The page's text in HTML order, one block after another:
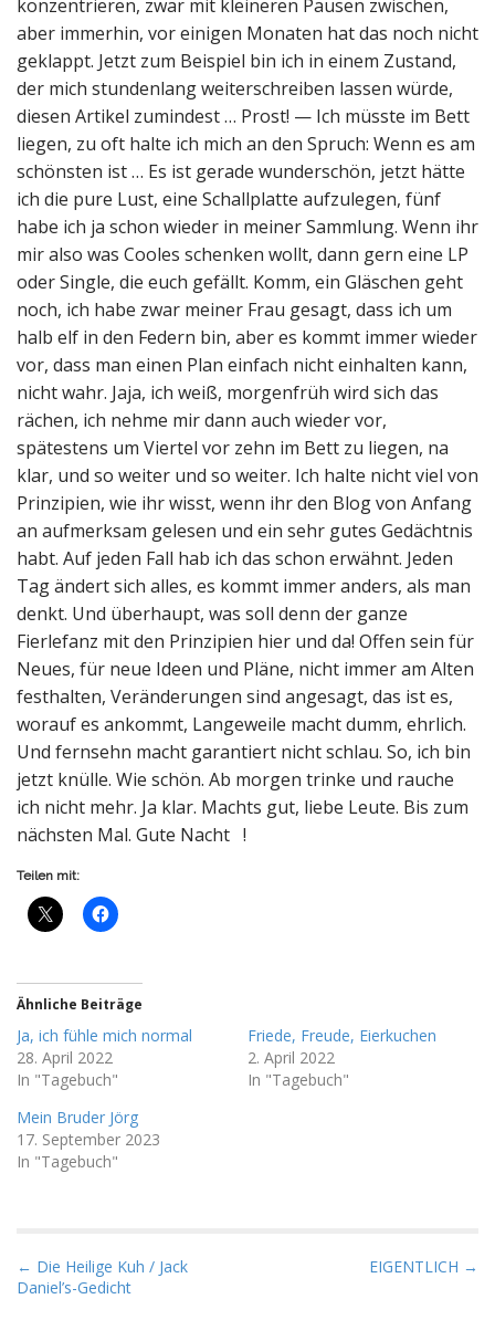
konzentrieren, zwar mit kleineren Pausen zwischen,
aber immerhin, vor einigen Monaten hat das noch nicht
geklappt. Jetzt zum Beispiel bin ich in einem Zustand,
der mich stundenlang weiterschreiben lassen würde,
diesen Artikel zumindest … Prost! — Ich müsste im Bett
liegen, zu oft halte ich mich an den Spruch: Wenn es am
schönsten ist … Es ist gerade wunderschön, jetzt hätte
ich die pure Lust, eine Schallplatte aufzulegen, fünf
habe ich ja schon wieder in meiner Sammlung. Wenn ihr
mir also was Cooles schenken wollt, dann gern eine LP
oder Single, die euch gefällt. Komm, ein Gläschen geht
noch, ich habe zwar meiner Frau gesagt, dass ich um
halb elf in den Federn bin, aber es kommt immer wieder
vor, dass man einen Plan einfach nicht einhalten kann,
nicht wahr. Jaja, ich weiß, morgenfrüh wird sich das
rächen, ich nehme mir dann auch wieder vor,
spätestens um Viertel vor zehn im Bett zu liegen, na
klar, und so weiter und so weiter. Ich halte nicht viel von
Prinzipien, wie ihr wisst, wenn ihr den Blog von Anfang
an aufmerksam gelesen und ein sehr gutes Gedächtnis
habt. Auf jeden Fall hab ich das schon erwähnt. Jeden
Tag ändert sich alles, es kommt immer anders, als man
denkt. Und überhaupt, was soll denn der ganze
Fierlefanz mit den Prinzipien hier und da! Offen sein für
Neues, für neue Ideen und Pläne, nicht immer am Alten
festhalten, Veränderungen sind angesagt, das ist es,
worauf es ankommt, Langeweile macht dumm, ehrlich.
Und fernsehn macht garantiert nicht schlau. So, ich bin
jetzt knülle. Wie schön. Ab morgen trinke und rauche
ich nicht mehr. Ja klar. Machts gut, liebe Leute. Bis zum
nächsten Mal. Gute Nacht !
Teilen mit:
Ähnliche Beiträge
Ja, ich fühle mich normal
28. April 2022
In "Tagebuch"
Friede, Freude, Eierkuchen
2. April 2022
In "Tagebuch"
Mein Bruder Jörg
17. September 2023
In "Tagebuch"
P
o
← Die Heilige Kuh / Jack
Daniel’s-Gedicht
EIGENTLICH →